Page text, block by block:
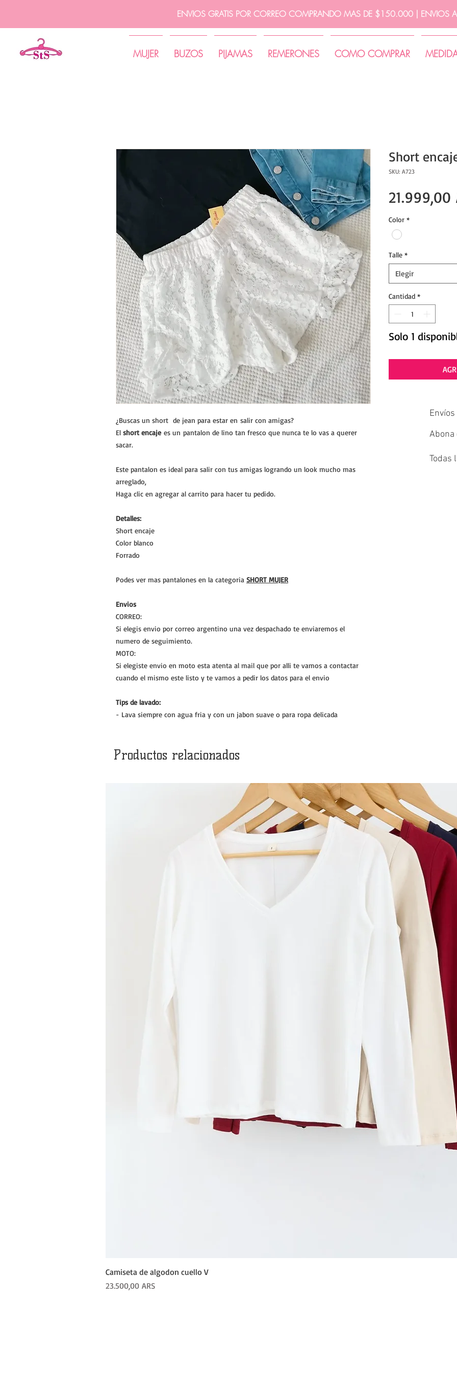
ENVIOS GRATIS POR CORREO COMPRANDO MAS DE $150.000 | ENVIOS A
MUJER BUZOS PIJAMAS REMERONES COMO COMPRAR
¿Buscas un short de jean para estar en salir con amigas?
El short encajees un pantalon de lino tan fresco que nunca te lo vas a querer
sacar.
Este pantalon es ideal para salir con tus amigas logrando un look mucho mas
arreglado,
Haga clic en agregar al carrito para hacer tu pedido.
Detalles:
Short encaje
Color blanco
Forrado
Podes ver mas pantalones en la categoria SHORT MUJER
Envios
CORREO:
Si elegis envio por correo argentino una vez despachado te enviaremos el
numero de seguimiento.
MOTO:
Si elegiste envio en moto esta atenta al mail que por alli te vamos a contactar
cuando el mismo este listo y te vamos a pedir los datos para el envio
Tips de lavado:
- Lava siempre con agua fria y con un jabon suave o para ropa delicada
Short
SKU: A723
21.999,00
Color *
Talle *
Elegir
Cantidad *
Solo 1
Abona
Todas
Productos relacionados
Camiseta de algodon cuello V
Precio
23.500,00 ARS